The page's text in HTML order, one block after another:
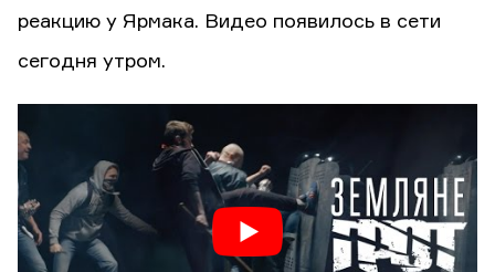
реакцию у Ярмака. Видео появилось в сети
сегодня утром.